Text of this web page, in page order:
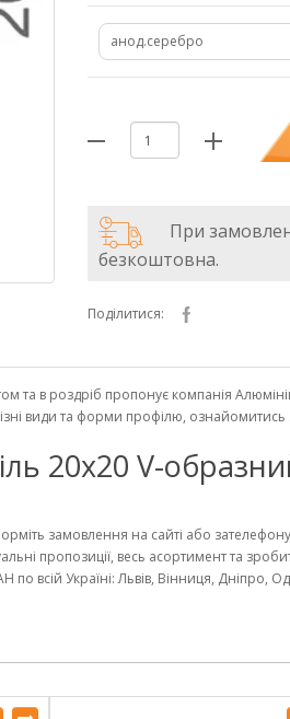
анод.серебро
При
безкоштовна.
Поділитися:
та в роздріб пропонує компанія
види та форми профілю,
20х20 V-
замовлення на сайті або
пропозиції, весь асортимент та
всій Україні: Львів, Вінниця, Дніпро,